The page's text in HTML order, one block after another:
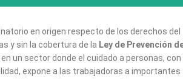
en origen respecto de los derechos del
y sin la cobertura de la Ley de Prevención
en un sector donde el cuidado a personas, con
expone a las trabajadoras a importantes